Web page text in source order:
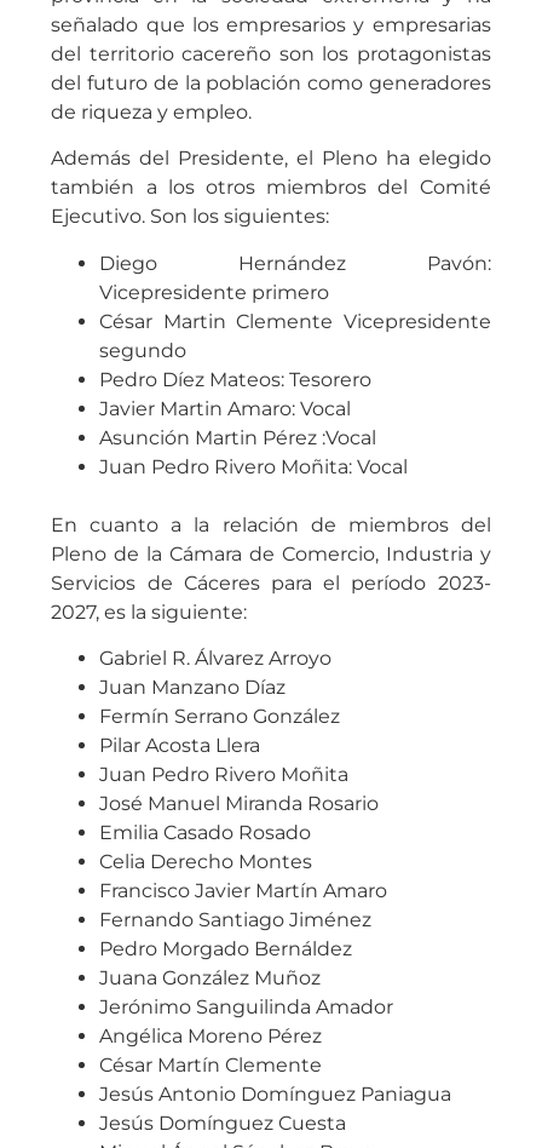
provincia en la sociedad extremeña y ha
señalado que los empresarios y empresarias
del territorio cacereño son los protagonistas
del futuro de la población como generadores
de riqueza y empleo.
Además del Presidente, el Pleno ha elegido
también a los otros miembros del Comité
Ejecutivo. Son los siguientes:
Diego Hernández Pavón:
Vicepresidente primero
César Martin Clemente Vicepresidente
segundo
Pedro Díez Mateos: Tesorero
Javier Martin Amaro: Vocal
Asunción Martin Pérez :Vocal
En cuanto a la relación de miembros del
Pleno de la Cámara de Comercio, Industria y
Servicios de Cáceres para el período 2023-
2027, es la siguiente:
Gabriel R. Álvarez Arroyo
Juan Manzano Díaz
Fermín Serrano González
Pilar Acosta Llera
Juan Pedro Rivero Moñita
José Manuel Miranda Rosario
Emilia Casado Rosado
Celia Derecho Montes
Francisco Javier Martín Amaro
Fernando Santiago Jiménez
Pedro Morgado Bernáldez
Juana González Muñoz
Jerónimo Sanguilinda Amador
Angélica Moreno Pérez
César Martín Clemente
Jesús Antonio Domínguez Paniagua